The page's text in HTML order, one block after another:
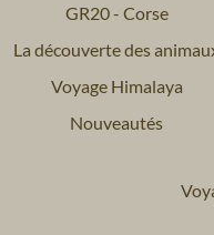
GR20 - Corse
La découverte des
Voyage Himalaya
Nouveautés